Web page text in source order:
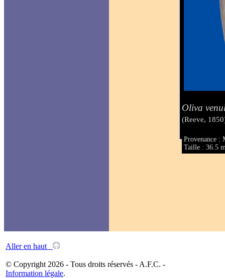
Oliva
(Reeve,
Provenance :
Taille : 36.5
Aller en haut
© Copyright 2026 - Tous droits réservés - A.F.C. -
Information légale.